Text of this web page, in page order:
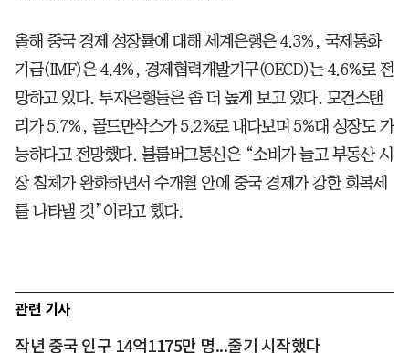
올해 중국 경제 성장률에 대해 세계은행은 4.3%, 국제통화
기금(IMF)은 4.4%, 경제협력개발기구(OECD)는 4.6%로 전
망하고 있다. 투자은행들은 좀 더 높게 보고 있다. 모건스탠
리가 5.7%, 골드만삭스가 5.2%로 내다보며 5%대 성장도 가
능하다고 전망했다. 블룸버그통신은 “소비가 늘고 부동산 시
장 침체가 완화하면서 수개월 안에 중국 경제가 강한 회복세
를 나타낼 것”이라고 했다.
관련 기사
작년 중국 인구 14억1175만 명...줄기 시작했다